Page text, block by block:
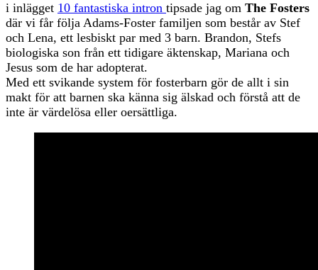
i inlägget 10 fantastiska intron tipsade jag om The Fosters
där vi får följa Adams-Foster familjen som består av Stef
och Lena, ett lesbiskt par med 3 barn. Brandon, Stefs
biologiska son från ett tidigare äktenskap, Mariana och
Jesus som de har adopterat.
Med ett svikande system för fosterbarn gör de allt i sin
makt för att barnen ska känna sig älskad och förstå att de
inte är värdelösa eller oersättliga.